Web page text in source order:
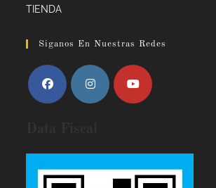
TIENDA
Siganos En Nuestras Redes